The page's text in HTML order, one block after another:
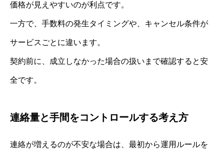
価格が見えやすいのが利点です。
一方で、手数料の発生タイミングや、キャンセル条件が
サービスごとに違います。
契約前に、成立しなかった場合の扱いまで確認すると安
全です。
連絡量と手間をコントロールする考え方
連絡が増えるのが不安な場合は、最初から運用ルールを